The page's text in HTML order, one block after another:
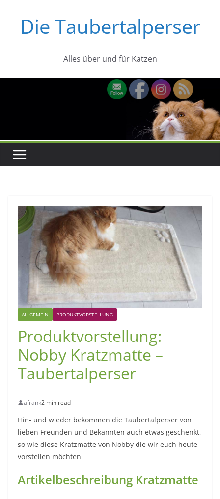
springenDie Taubertalperser
Alles über und für Katzen
ALLGEMEIN PRODUKTVORSTELLUNG
Produktvorstellung:
Nobby Kratzmatte –
Taubertalperser
afrank2 min read
Hin- und wieder bekommen die Taubertalperser von
lieben Freunden und Bekannten auch etwas geschenkt,
so wie diese Kratzmatte von Nobby die wir euch heute
vorstellen möchten.
Artikelbeschreibung Kratzmatte